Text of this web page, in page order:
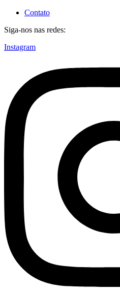
Contato
Siga-nos nas redes:
Instagram